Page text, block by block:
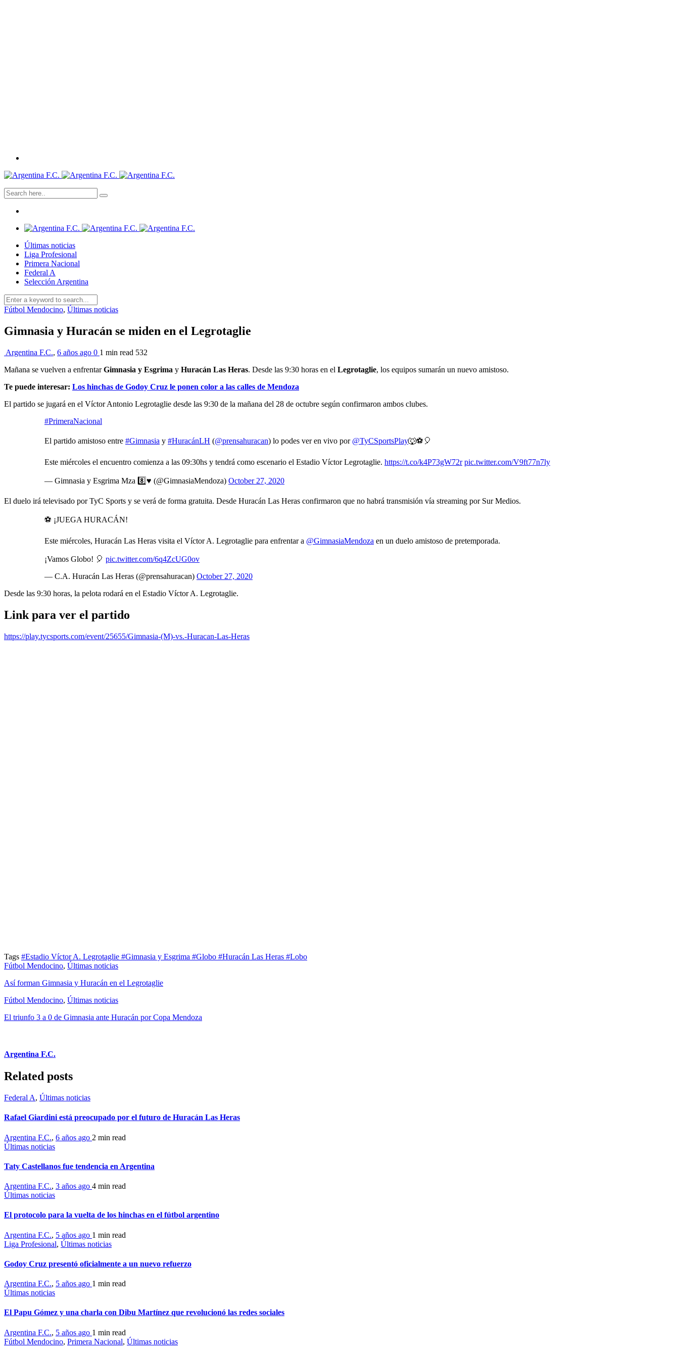
Últimas noticias
Liga Profesional
Primera Nacional
Federal A
Selección Argentina
Fútbol Mendocino, Últimas noticias
Gimnasia y Huracán se miden en el Legrotaglie
Argentina F.C., 6 años ago 0 1 min read 532
Mañana se vuelven a enfrentarGimnasia y Esgrima y Huracán Las Heras. Desde las 9:30 horas en el Legrotaglie, los equipos sumarán un nuevo amistoso.
Te puede interesar: Los hinchas de Godoy Cruz le ponen color a las calles de Mendoza
El partido se jugará en el Víctor Antonio Legrotaglie desde las 9:30 de la mañana del 28 de octubre según confirmaron ambos clubes.
#PrimeraNacional
El partido amistoso entre #Gimnasia y #HuracánLH (@prensahuracan) lo podes ver en vivo por @TyCSportsPlay🐺⚽🎈
Este miércoles el encuentro comienza a las 09:30hs y tendrá como escenario el Estadio Víctor Legrotaglie. https://t.co/k4P73gW72r pic.twitter.com/V9ft77n7ly
— Gimnasia y Esgrima Mza 8️⃣♥️ (@GimnasiaMendoza) October 27, 2020
El duelo irá televisado por TyC Sports y se verá de forma gratuita. Desde Huracán Las Heras confirmaron que no habrá transmisión vía streaming por Sur Medios.
⚽ ¡JUEGA HURACÁN!
Este miércoles, Huracán Las Heras visita el Víctor A. Legrotaglie para enfrentar a @GimnasiaMendoza en un duelo amistoso de pretemporada.
¡Vamos Globo! 🎈 pic.twitter.com/6q4ZcUG0ov
— C.A. Huracán Las Heras (@prensahuracan) October 27, 2020
Desde las 9:30 horas, la pelota rodará en el Estadio Víctor A. Legrotaglie.
Link para ver el partido
https://play.tycsports.com/event/25655/Gimnasia-(M)-vs.-Huracan-Las-Heras
Tags #Estadio Víctor A. Legrotaglie #Gimnasia y Esgrima #Globo #Huracán Las Heras #Lobo
Fútbol Mendocino, Últimas noticias
Así forman Gimnasia y Huracán en el Legrotaglie
Fútbol Mendocino, Últimas noticias
El triunfo 3 a 0 de Gimnasia ante Huracán por Copa Mendoza
Argentina F.C.
Related posts
Federal A, Últimas noticias
Rafael Giardini está preocupado por el futuro de Huracán Las Heras
Argentina F.C., 6 años ago 2 min read
Últimas noticias
Taty Castellanos fue tendencia en Argentina
Argentina F.C., 3 años ago 4 min read
Últimas noticias
El protocolo para la vuelta de los hinchas en el fútbol argentino
Argentina F.C., 5 años ago 1 min read
Liga Profesional, Últimas noticias
Godoy Cruz presentó oficialmente a un nuevo refuerzo
Argentina F.C., 5 años ago 1 min read
Últimas noticias
El Papu Gómez y una charla con Dibu Martínez que revolucionó las redes sociales
Argentina F.C., 5 años ago 1 min read
Fútbol Mendocino, Primera Nacional, Últimas noticias